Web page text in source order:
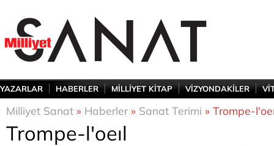
YAZARLAR HABERLER MİLLİYET KİTAP VİZYONDAKİLER
Milliyet Sanat » Haberler» Sanat Terimi » Trompe-
Trompe-l'oeıl